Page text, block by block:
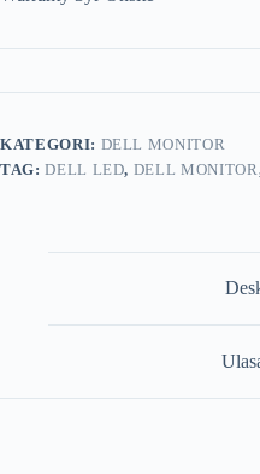
KATEGORI: DELL MONITOR
TAG:DELL LED, DELL MONITOR